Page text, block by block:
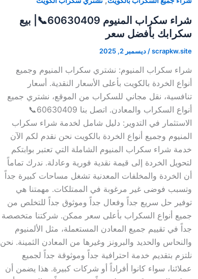
شراء سكراب المنيوم 60630409📞| بيع
سكرابك بأفضل سعر
scrapkw.site
/ ديسمبر 2, 2025
شراء سكراب المنيوم: نشتري سكراب المنيوم وجميع
أنواع الخردة بالكويت بأعلى الأسعار النقدية. أسعار
تنافسية، نقل مجاني للسكراب من الموقع، نشتري جميع
أنواع السكراب والمعادن. اتصل بنا 60630409📞
الاستثمار في التدوير: دليل شامل لخدمة شراء سكراب
المنيوم وجميع أنواع الخردة بالكويت نحن نقدم لكم الآن
خدمة شراء سكراب المنيوم الشاملة التي تعتبر بوابتكم
لتحويل الخردة إلى قيمة نقدية فورية وعادلة. ندرك تماماً
أن الخردة والمخلفات المعدنية تشغل مساحات كبيرة جداً
وتسبب فوضى غير مرغوبة في الممتلكات. مهمتنا هي
توفير حل سريع جداً وفعال جداً وموثوق جداً للتخلص من
جميع أنواع السكراب بأعلى سعر ممكن. شركتنا متخصصة
جداً في تقييم جميع المعادن المستعملة، مثل الألمنيوم
والنحاس والحديد والبرونز وغيرها من المعادن الثمينة. نحن
نلتزم بتقديم خدمة احترافية جداً وموثوقة جداً لجميع
عملائنا، سواء كانوا أفراداً أو شركات كبيرة. هذا يضمن أن